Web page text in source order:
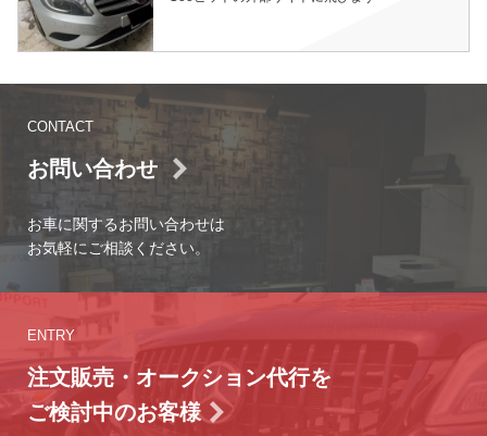
CONTACT
お問い合わせ
お車に関するお問い合わせは
お気軽にご相談ください。
ENTRY
注文販売・オークション代行を
ご検討中のお客様